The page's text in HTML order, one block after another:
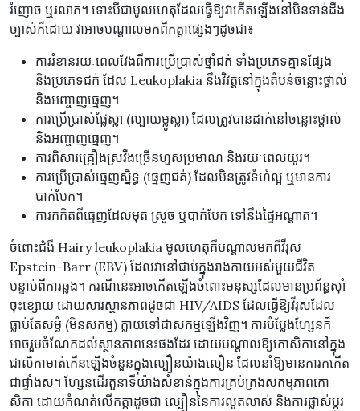
រំញោច ឬរលាក។ ទោះបីជាមូលហេតុដែលធ្វើឱ្យវាកើតឡើងនៅមិនទាន់ដឹង
ច្បាស់ក៏ដោយ វាអាចបណ្តាលមកពីកត្តាផ្សេងៗដូចជា៖
ការរំខានរយៈពេលវែងពីការប្រើប្រាស់ថ្នាំជក់ ទាំងប្រភេទគ្មានផ្សែង
និងប្រភេទជក់ ដែល Leukoplakia នឹងវិវត្តនៅក្នុងតំបន់ចន្លោះថ្ពាល់
និងអញ្ចាញធ្មេញ។
ការប្រើប្រាស់ផ្លែស្លា (ល្បាយម្លូស្លា) ដែលត្រូវបានដាក់នៅចន្លោះថ្ពាល់
និងអញ្ចាញធ្មេញ។
ការពិសារគ្រឿងស្រវឹងច្រើនហួសប្រមាណ និងរយៈពេលយូរ។
ការប្រើប្រាស់ធ្មេញស្និទ្ធ (ធ្មេញជគ់) ដែលមិនត្រូវទំហំល្អ ឬមានការ
បាក់បែក។
ការកកិតពីធ្មេញដែលមុត ស្រួច ឬបាក់បែក ទៅនឹងផ្ទៃអណ្តាត។
ចំពោះជំងឺ Hairy leukoplakia មូលហេតុគឺបណ្តាលមកពីវីរុស
Epstein-Barr (EBV) ដែលវានៅជាប់ក្នុងរាងកាយអស់មួយជីវិត
បន្ទាប់ពីការឆ្លង។ ករណីនេះអាចកើតឡើងចំពោះមនុស្សដែលមានប្រព័ន្ធស៊ាំ
ចុះខ្សោយ ដោយសារស្ថានភាពដូចជា HIV/AIDS ដែលធ្វើឱ្យវីរុសដែល
ធ្លាប់តែសម្ងំ (មិនសកម្ម) ក្លាយទៅជាសកម្មឡើងវិញ។ ការបំប្លែងហ្សែនក៏
អាចរួមចំណែកដល់ស្ថានភាពនេះផងដែរ ដោយបណ្តាលឱ្យកោសិកានៅក្នុង
ជាលិកាមាត់កើនឡើងចំនួនក្នុងល្បឿនយ៉ាងលឿន ដែលនាំឱ្យមានការកកើត
ជាផ្ទាំងស។ ហ្សែនដើរតួនាទីយ៉ាងសំខាន់ក្នុងការគ្រប់គ្រងសកម្មភាពកោ
សិកា ដោយកំណត់លើកត្តាដូចជា ល្បឿននៃការលូតលាស់ និងការផ្លាស់ប្តូរ